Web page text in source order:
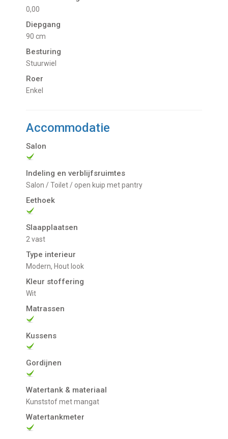
0,00
Diepgang
90 cm
Besturing
Stuurwiel
Roer
Enkel
Accommodatie
Salon
Indeling en verblijfsruimtes
Salon / Toilet / open kuip met pantry
Eethoek
Slaapplaatsen
2 vast
Type interieur
Modern, Hout look
Kleur stoffering
Wit
Matrassen
Kussens
Gordijnen
Watertank & materiaal
Kunststof met mangat
Watertankmeter